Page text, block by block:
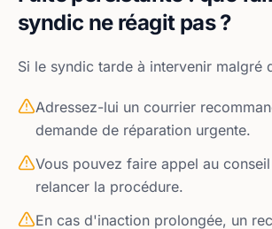
syndic ne réagit pas ?
Si le syndic tarde à intervenir malgré
Adressez-lui un courrier
demande de réparation urgente.
Vous pouvez faire appel au
relancer la procédure.
En cas d'inaction prolongée, un